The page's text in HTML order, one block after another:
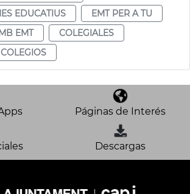
EDUCATIUS
EMT PER A TU
EMT
COLEGIALES
Páginas de Interés
Descargas